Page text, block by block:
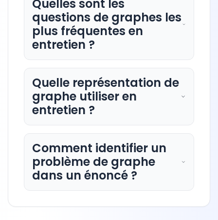
Quelles sont les
questions de graphes les
plus fréquentes en
entretien ?
Quelle représentation de
graphe utiliser en
entretien ?
Comment identifier un
problème de graphe
dans un énoncé ?